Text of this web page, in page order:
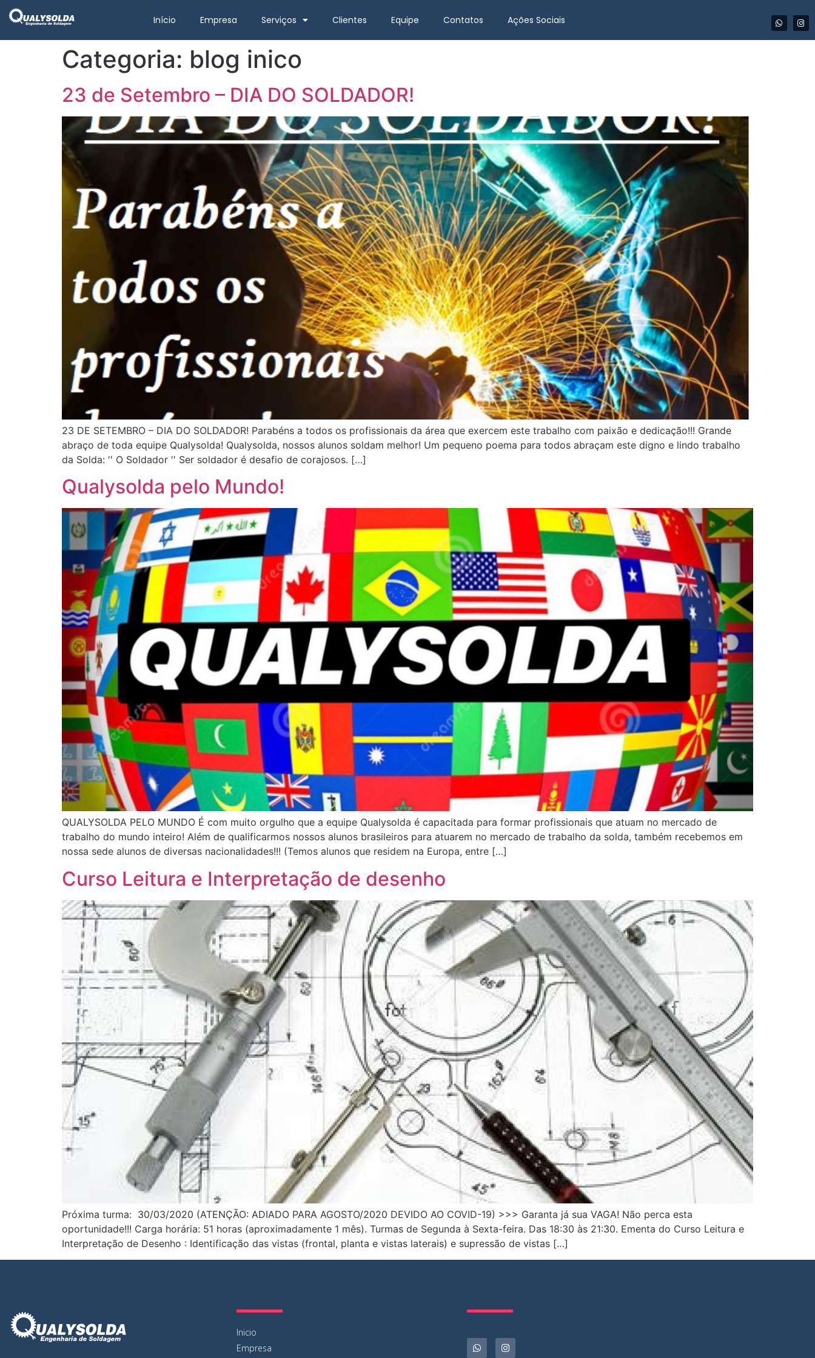
Início Empresa Serviços Clientes Equipe Contatos Ações Sociais
Categoria: blog inico
23 de Setembro – DIA DO SOLDADOR!
23 DE SETEMBRO – DIA DO SOLDADOR! Parabéns a todos os profissionais da área que exercem este trabalho com paixão e dedicação!!! Grande
abraço de toda equipe Qualysolda! Qualysolda, nossos alunos soldam melhor! Um pequeno poema para todos abraçam este digno e lindo trabalho
da Solda: ′′ O Soldador ′′ Ser soldador é desafio de corajosos. […]
Qualysolda pelo Mundo!
QUALYSOLDA PELO MUNDO É com muito orgulho que a equipe Qualysolda é capacitada para formar profissionais que atuam no mercado de
trabalho do mundo inteiro! Além de qualificarmos nossos alunos brasileiros para atuarem no mercado de trabalho da solda, também recebemos em
nossa sede alunos de diversas nacionalidades!!! (Temos alunos que residem na Europa, entre […]
Curso Leitura e Interpretação de desenho
Próxima turma: 30/03/2020 (ATENÇÃO: ADIADO PARA AGOSTO/2020 DEVIDO AO COVID-19) >>> Garanta já sua VAGA! Não perca esta
oportunidade!!! Carga horária: 51 horas (aproximadamente 1 mês). Turmas de Segunda à Sexta-feira. Das 18:30 às 21:30. Ementa do Curso Leitura e
Interpretação de Desenho : Identificação das vistas (frontal, planta e vistas laterais) e supressão de vistas […]
Inicio
Empresa